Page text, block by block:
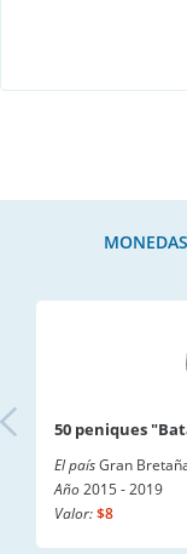
50 peniques
El paísGran
Año2015 - 2019
Valor:$8